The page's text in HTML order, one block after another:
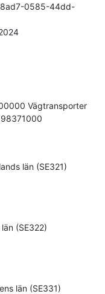
0585-44dd-
Vägtransporter
98371000
län (SE321)
(SE322)
län (SE331)